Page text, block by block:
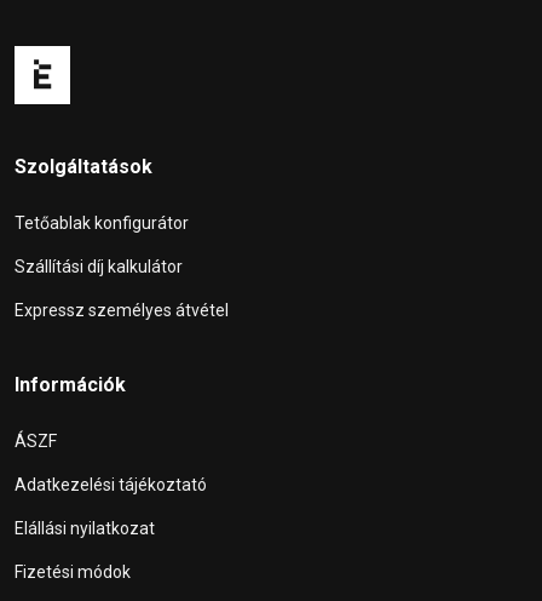
Szolgáltatások
Tetőablak konfigurátor
Szállítási díj kalkulátor
Expressz személyes átvétel
Információk
ÁSZF
Adatkezelési tájékoztató
Elállási nyilatkozat
Fizetési módok